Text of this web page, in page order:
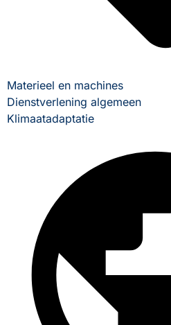
Materieel en machines
Dienstverlening algemeen
Klimaatadaptatie